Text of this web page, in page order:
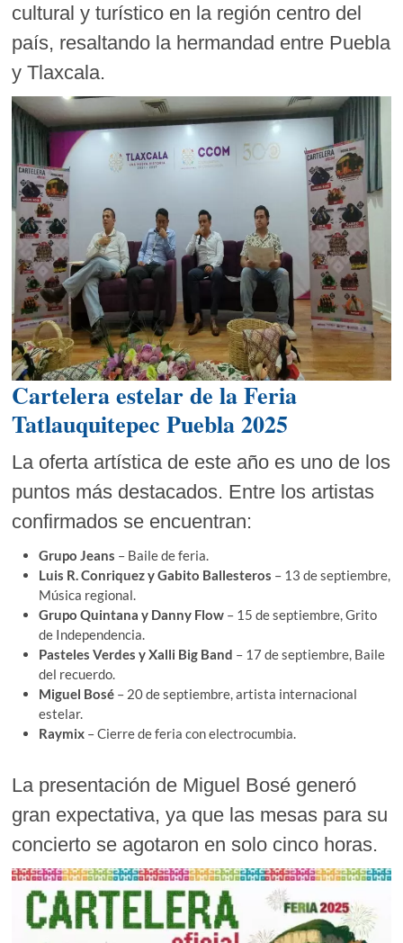
cultural y turístico en la región centro del
país, resaltando la hermandad entre Puebla
y Tlaxcala.
Cartelera estelar de la Feria
Tatlauquitepec Puebla 2025
La oferta artística de este año es uno de los
puntos más destacados. Entre los artistas
confirmados se encuentran:
Grupo Jeans – Baile de feria.
Luis R. Conriquez y Gabito Ballesteros – 13 de septiembre,
Música regional.
Grupo Quintana y Danny Flow – 15 de septiembre, Grito
de Independencia.
Pasteles Verdes y Xalli Big Band – 17 de septiembre, Baile
del recuerdo.
Miguel Bosé – 20 de septiembre, artista internacional
estelar.
Raymix – Cierre de feria con electrocumbia.
La presentación de Miguel Bosé generó
gran expectativa, ya que las mesas para su
concierto se agotaron en solo cinco horas.